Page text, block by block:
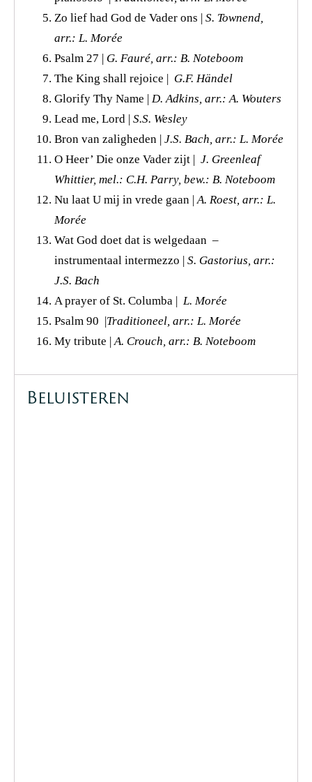
Zo lief had God de Vader ons | S. Townend,
arr.: L. Morée
Psalm 27 | G. Fauré, arr.: B. Noteboom
The King shall rejoice | G.F. Händel
Glorify Thy Name | D. Adkins, arr.: A. Wouters
Lead me, Lord | S.S. Wesley
Bron van zaligheden | J.S. Bach, arr.: L. Morée
O Heer’ Die onze Vader zijt | J. Greenleaf
Whittier, mel.: C.H. Parry, bew.: B. Noteboom
Nu laat U mij in vrede gaan |A. Roest, arr.: L.
Morée
Wat God doet dat is welgedaan –
instrumentaal intermezzo | S. Gastorius, arr.:
J.S. Bach
A prayer of St. Columba | L. Morée
Psalm 90 |Traditioneel, arr.: L. Morée
My tribute |A. Crouch, arr.: B. Noteboom
Beluisteren